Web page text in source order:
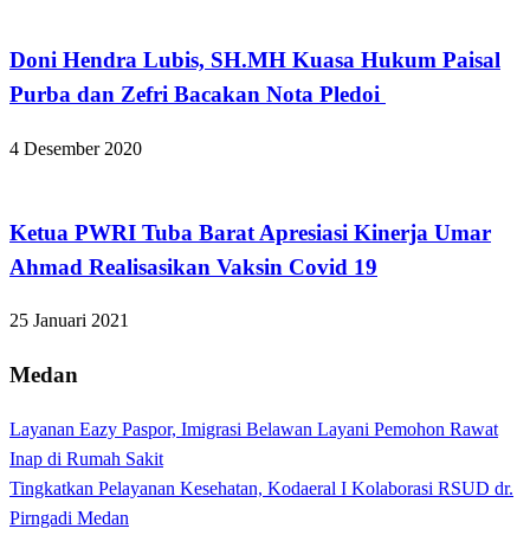
Doni Hendra Lubis, SH.MH Kuasa Hukum Paisal
Purba dan Zefri Bacakan Nota Pledoi
4 Desember 2020
Ketua PWRI Tuba Barat Apresiasi Kinerja Umar
Ahmad Realisasikan Vaksin Covid 19
25 Januari 2021
Medan
Layanan Eazy Paspor, Imigrasi Belawan Layani Pemohon Rawat
Inap di Rumah Sakit
Tingkatkan Pelayanan Kesehatan, Kodaeral I Kolaborasi RSUD dr.
Pirngadi Medan‎